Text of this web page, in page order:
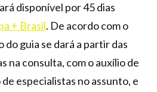
disponível por 45 dias
+ Brasil. De acordo com o
do guia se dará a partir das
na consulta, com o auxílio de
especialistas no assunto, e